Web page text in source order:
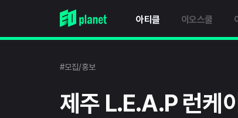
아티클 이오스쿨
#모집/홍보
제주 L.E.A.P 런케